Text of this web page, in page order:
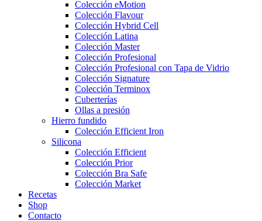
Colección eMotion
Colección Flavour
Colección Hybrid Cell
Colección Latina
Colección Master
Colección Profesional
Colección Profesional con Tapa de Vidrio
Colección Signature
Colección Terminox
Cuberterías
Ollas a presión
Hierro fundido
Colección Efficient Iron
Silicona
Colección Efficient
Colección Prior
Colección Bra Safe
Colección Market
Recetas
Shop
Contacto